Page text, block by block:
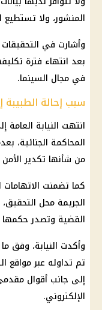
المنشور، ولا تستطيع
وأشارت في
في مجال السينما.
سبب إحالة الطبيبة
انتهت النيابة العامة
المحاكمة الجنائية،
من شأنها تكدير الأمن
كما تضمنت
الجريمة محل
القضية وتصدر حكمها
وأكدت النيابة، وفق
تم تداوله عبر مواقع
إلى جانب أقوال
الإلكتروني.